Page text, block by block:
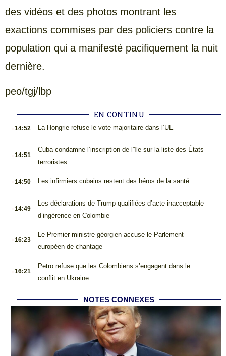
des vidéos et des photos montrant les
exactions commises par des policiers contre la
population qui a manifesté pacifiquement la nuit
dernière.
peo/tgj/lbp
EN CONTINU
14:52 La Hongrie refuse le vote majoritaire dans l’UE
14:51
Cuba condamne l’inscription de l’île sur la liste des États
terroristes
14:50 Les infirmiers cubains restent des héros de la santé
14:49
Les déclarations de Trump qualifiées d’acte inacceptable
d’ingérence en Colombie
16:23
Le Premier ministre géorgien accuse le Parlement
européen de chantage
16:21
Petro refuse que les Colombiens s’engagent dans le
conflit en Ukraine
NOTES CONNEXES